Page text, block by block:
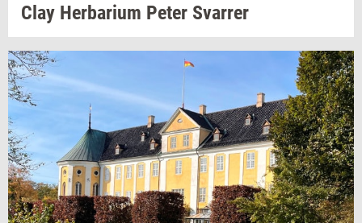
Clay Her­ba­ri­um Peter Svar­rer